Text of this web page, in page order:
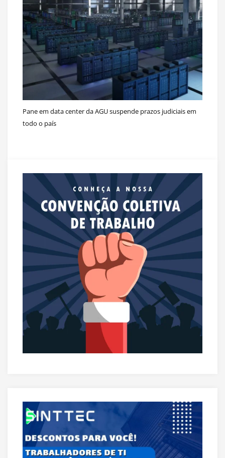
Pane em data center da AGU suspende prazos judiciais em
todo o país